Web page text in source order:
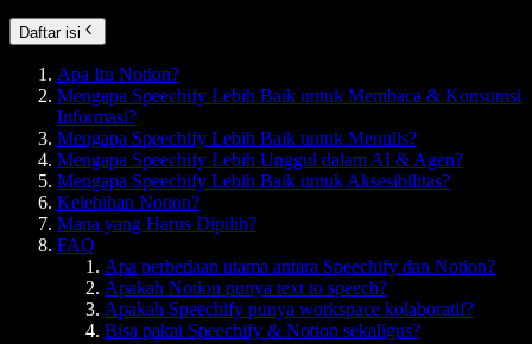
Daftar isi
Apa Itu Notion?
Mengapa Speechify Lebih Baik untuk Membaca & Konsumsi
Informasi?
Mengapa Speechify Lebih Baik untuk Menulis?
Mengapa Speechify Lebih Unggul dalam AI & Agen?
Mengapa Speechify Lebih Baik untuk Aksesibilitas?
Kelebihan Notion?
Mana yang Harus Dipilih?
FAQ
Apa perbedaan utama antara Speechify dan Notion?
Apakah Notion punya text to speech?
Apakah Speechify punya workspace kolaboratif?
Bisa pakai Speechify & Notion sekaligus?